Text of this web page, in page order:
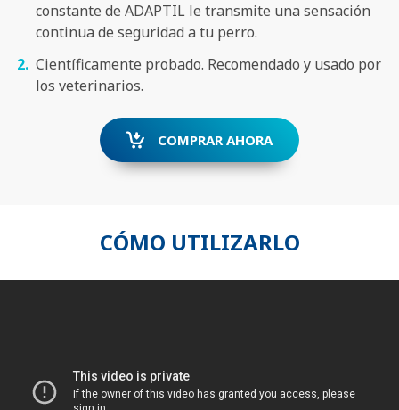
constante de ADAPTIL le transmite una sensación
continua de seguridad a tu perro.
Científicamente probado. Recomendado y usado por
los veterinarios.
COMPRAR AHORA
CÓMO UTILIZARLO